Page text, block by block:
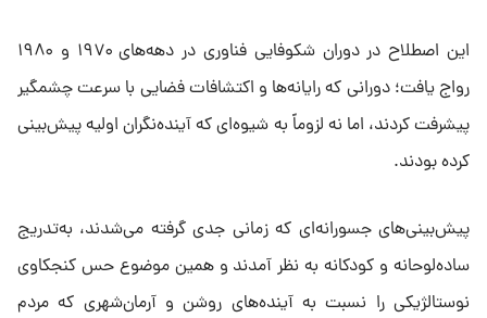
این اصطلاح در دوران شکوفایی فناوری در دهه‌های ۱۹۷۰ و ۱۹۸۰
رواج یافت؛ دورانی که رایانه‌ها و اکتشافات فضایی با سرعت چشمگیر
پیشرفت کردند، اما نه لزوماً به شیوه‌ای که آینده‌نگران اولیه پیش‌بینی
کرده بودند.
پیش‌بینی‌های جسورانه‌ای که زمانی جدی گرفته می‌شدند، به‌تدریج
ساده‌لوحانه و کودکانه به نظر آمدند و همین موضوع حس کنجکاوی
نوستالژیکی را نسبت به آینده‌های روشن و آرمان‌شهری که مردم